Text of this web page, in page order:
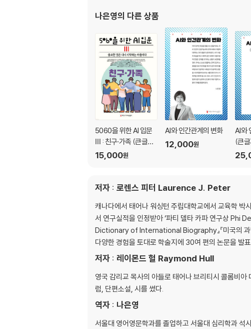
16장 보상의 기술을 사용하라
제5부 더 깊은 ‘피터의 원리’ 속으로
17장 새로운 형태의 오염이 번지고 있다
18장 피터의 원리로 본 인류의 발전과 퇴보
‘피터의 윈리’는 어떻게 탄생했나
나은영의 다른 상품
5060을 위한 AI 입문
Ⅲ : 친구·가족 (큰글자
책)
15,000원
AI와 인간관계의 변화
12,000원
AI와
(큰
저자 : 로렌스 피터 Laurence J. Peter
캐나다에서 태어나 워싱턴 주립대학교에서 교육학 박
서 연구실적을 인정받아 ‘파티 델타 카파 연구상 Phi
Dictionary of International Biography』『미국의 과
다양한 경험을 토대로 학술지에 30여 편의 논문을
저자 : 레이몬드 헐 Raymond Hull
영국 감리교 목사의 아들로 태어나 브리티시 콜롬비
럼, 단편소설, 시를 썼다.
역자 : 나은영
서울대 영어영문학과를 졸업하고 서울대 심리학과 석